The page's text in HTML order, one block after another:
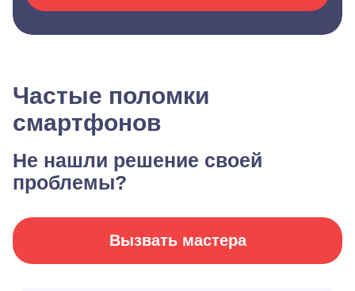
Частые поломки
смартфонов
Не нашли решение своей
проблемы?
Вызвать мастера